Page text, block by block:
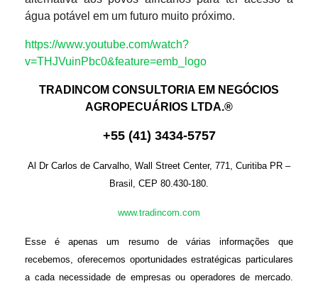
água potável em um futuro muito próximo.
https://www.youtube.com/watch?
v=THJVuinPbc0&feature=emb_logo
TRADINCOM CONSULTORIA EM NEGÓCIOS
AGROPECUÁRIOS LTDA.®
+55 (41) 3434-5757
Al Dr Carlos de Carvalho, Wall Street Center, 771, Curitiba PR –
Brasil, CEP 80.430-180.
www.tradincom.com
Esse é apenas um resumo de várias informações que
recebemos, oferecemos oportunidades estratégicas particulares
a cada necessidade de empresas ou operadores de mercado.